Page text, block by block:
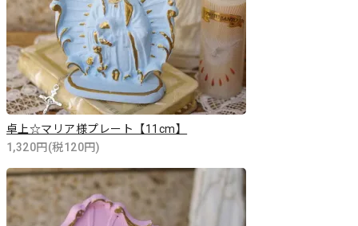
卓上☆マリア様プレート【11cm】
1,320円(税120円)